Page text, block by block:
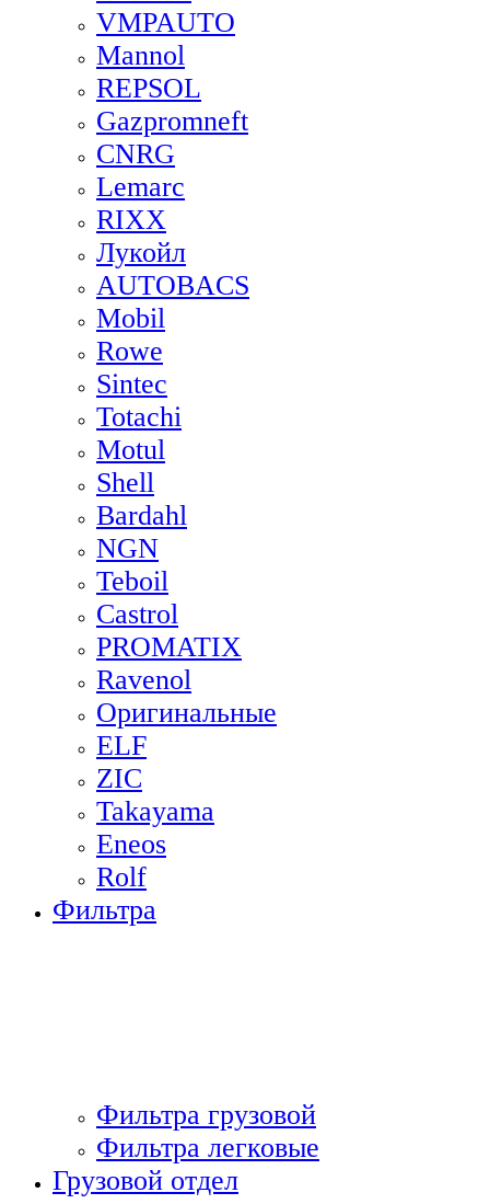
VMPAUTO
Mannol
REPSOL
Gazpromneft
CNRG
Lemarc
RIXX
Лукойл
AUTOBACS
Mobil
Rowe
Sintec
Totachi
Motul
Shell
Bardahl
NGN
Teboil
Castrol
PROMATIX
Ravenol
Оригинальные
ELF
ZIC
Takayama
Eneos
Rolf
Фильтра
Фильтра грузовой
Фильтра легковые
Грузовой отдел